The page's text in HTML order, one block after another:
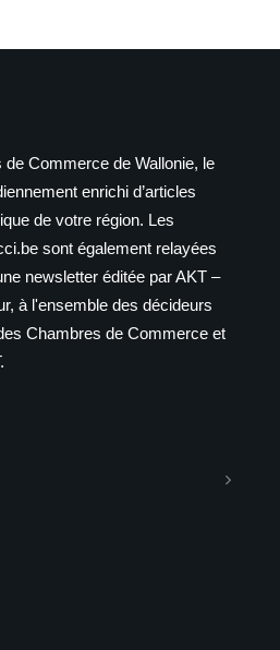
Commerce de Wallonie, le
enrichi d’articles
de votre région. Les
sont également relayées
newsletter éditée par AKT –
à l'ensemble des décideurs
Chambres de Commerce et